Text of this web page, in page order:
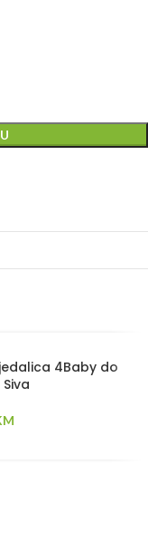
4Baby do